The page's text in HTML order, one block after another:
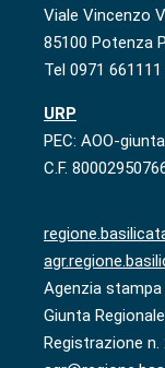
Viale Vincenzo
85100 Potenza
Tel 0971 661111
URP
PEC: AOO-
C.F.
Agenzia stampa
Giunta
Registrazione